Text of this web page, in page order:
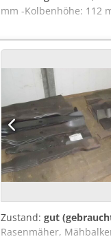
mm -Kolbenhöhe: 112
Zustand: gut
Rasenmäher,